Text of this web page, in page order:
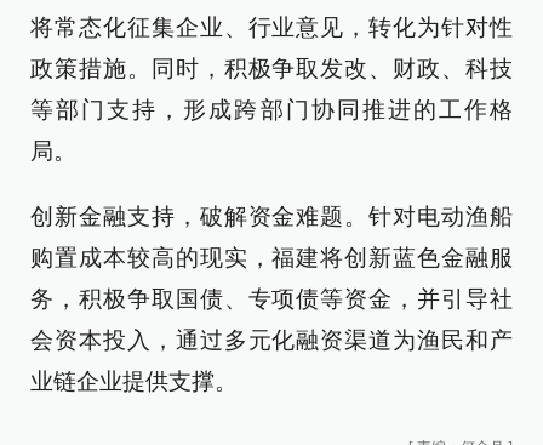
将常态化征集企业、行业意见，转化为针对性
政策措施。同时，积极争取发改、财政、科技
等部门支持，形成跨部门协同推进的工作格
局。
创新金融支持，破解资金难题。针对电动渔船
购置成本较高的现实，福建将创新蓝色金融服
务，积极争取国债、专项债等资金，并引导社
会资本投入，通过多元化融资渠道为渔民和产
业链企业提供支撑。